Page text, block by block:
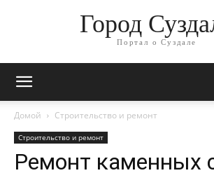
Город
Портал о Суздале
Домой Строительство и ремонт
Строительство и ремонт
Ремонт каменных